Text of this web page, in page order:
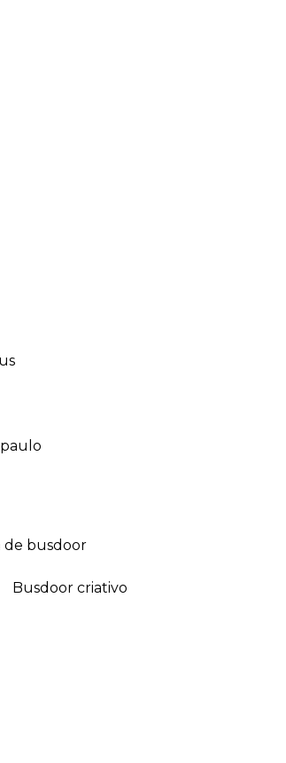
paulo
de busdoor
busdoor criativo